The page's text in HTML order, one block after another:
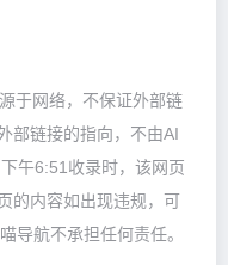
于网络，不保证外部链
部链接的指向，不由AI
午6:51收录时，该网页
的内容如出现违规，可
导航不承担任何责任。